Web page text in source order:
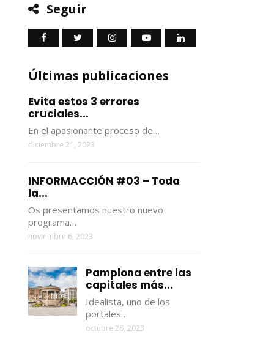
Seguir
Últimas publicaciones
Evita estos 3 errores
cruciales...
En el apasionante proceso de…
diciembre 21, 2023
INFORMACCIÓN #03 – Toda
la...
Os presentamos nuestro nuevo
programa…
noviembre 6, 2023
Pamplona entre las
capitales más...
Idealista, uno de los
portales…
octubre 26, 2023